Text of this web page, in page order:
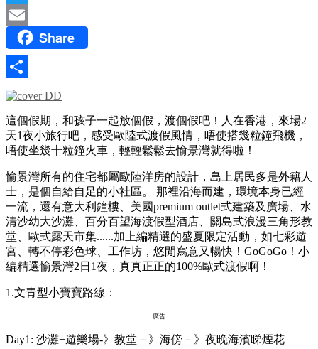
Twitter
Email Share
Share
這個假期，和孩子一起放個假，渡個假吧！人在香港，來場2
天1夜小旅行吧，感受歐陸式渡假風情，唔使搭幾粒鐘飛機，
唔使坐幾十粒鐘火車，輕輕鬆鬆去愉景灣就得啦！
愉景灣所有的住宅都屬歐陸洋房的設計，島上居民多是外籍人
士，是個自給自足的小社區。 那裡沿海而建，環境本身已經
一流，還有意大利鐘樓、美國premium outlet式建築及廣場、水
清沙幼大沙灘、百分百望海渡假型酒店、關島式浪漫三角形教
堂、歐式露天市集......加上編精選的盛夏限定活動，如七彩遊
宮、轉不停彩色球、工作坊，悠閒寫意又暢快！GoGoGo！小
編精選愉景灣2日1夜，真真正正的100%歐式渡假啊！
1.文青型小寶寶路線：
廣告
Day1: 沙灘+遊樂場-》教堂－》海傍－》夜晚海濱睇煙花